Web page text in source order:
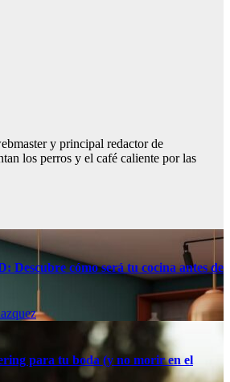
y principal redactor de
los perros y el café caliente por las
Descubre cómo será tu cocina antes de
para tu boda (y no morir en el